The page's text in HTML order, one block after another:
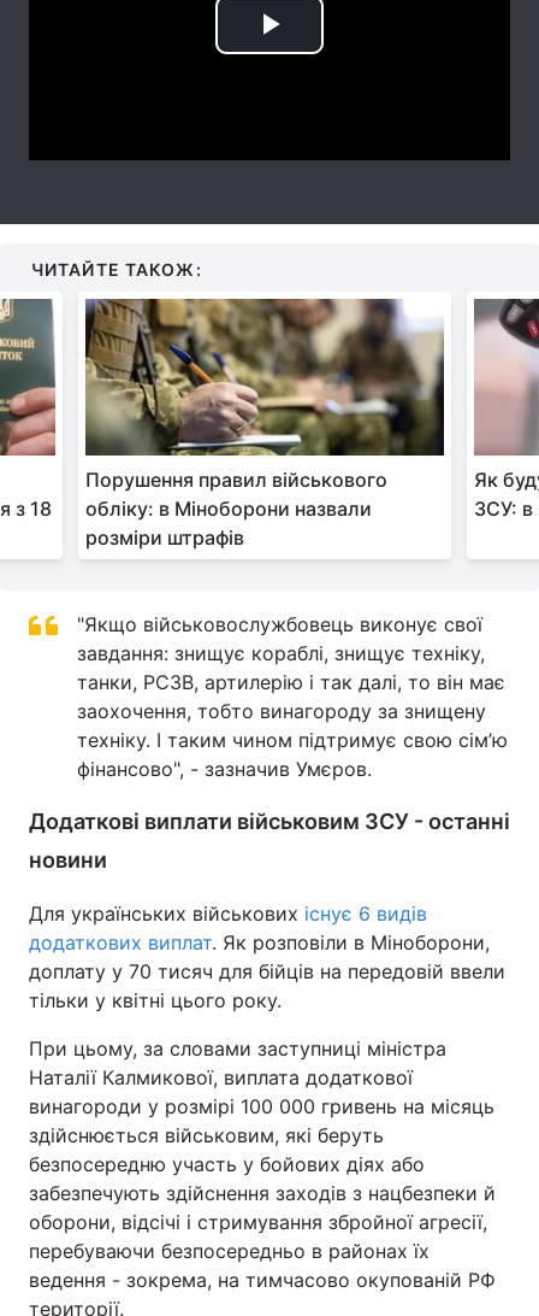
Play
ЧИТАЙТЕ ТАКОЖ:
з 18
Порушення правил військового
обліку: в Міноборони назвали
розміри штрафів
Як
ЗСУ: в
"Якщо військовослужбовець виконує свої
завдання: знищує кораблі, знищує техніку,
танки, РСЗВ, артилерію і так далі, то він має
заохочення, тобто винагороду за знищену
техніку. І таким чином підтримує свою сім’ю
фінансово", - зазначив Умєров.
Додаткові виплати військовим ЗСУ - останні
новини
Для українських військових існує 6 видів
додаткових виплат. Як розповіли в Міноборони,
доплату у 70 тисяч для бійців на передовій ввели
тільки у квітні цього року.
При цьому, за словами заступниці міністра
Наталії Калмикової, виплата додаткової
винагороди у розмірі 100 000 гривень на місяць
здійснюється військовим, які беруть
безпосередню участь у бойових діях або
забезпечують здійснення заходів з нацбезпеки й
оборони, відсічі і стримування збройної агресії,
перебуваючи безпосередньо в районах їх
ведення - зокрема, на тимчасово окупованій РФ
території.